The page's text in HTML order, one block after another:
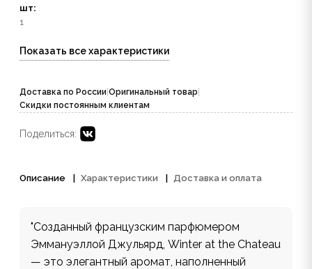
шт:
1
Показать все характеристики
Доставка по России Оригинальный товар
Скидки постоянным клиентам
Поделиться:
Описание Характеристики Доставка и оплата
"Созданный французским парфюмером
Эммануэллой Джульярд, Winter at the Chateau
— это элегантный аромат, наполненный